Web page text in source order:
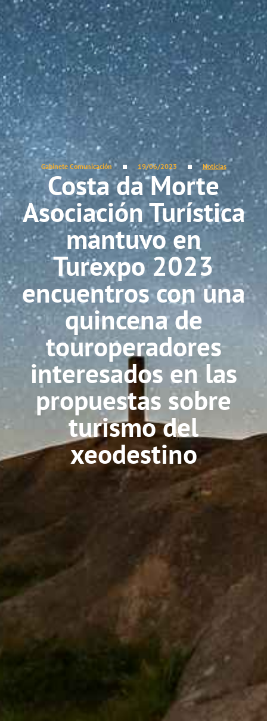
Gabinete Comunicación 19/06/2023 Noticias
Costa da Morte
Asociación Turística
mantuvo en
Turexpo 2023
encuentros con una
quincena de
touroperadores
interesados en las
propuestas sobre
turismo del
xeodestino